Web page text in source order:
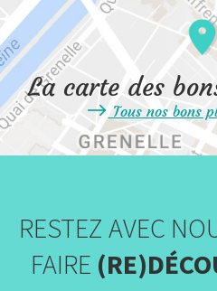
La carte des
Tous nos bons
RESTEZ AVEC
FAIRE